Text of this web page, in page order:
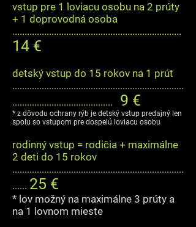
vstup pre 1 loviacu osobu na 2 prúty
+ 1 doprovodná osoba
.....................................................................
14 €
detský vstup do 15 rokov na 1 prút
......................................................................
......................................... 9 €
* z dôvodu ochrany rýb je detský vstup predajný len
spolu so vstupom pre dospelú loviacu osobu
rodinný vstup = rodičia + maximálne
2 deti do 15 rokov
......................................................................
...... 25 €
* lov možný na maximálne 3 prúty a
na 1 lovnom mieste